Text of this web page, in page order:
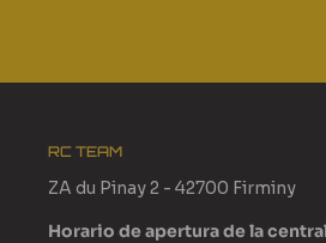
RC TEAM
ZA du Pinay 2 - 42700 Firminy
Horario de apertura de la